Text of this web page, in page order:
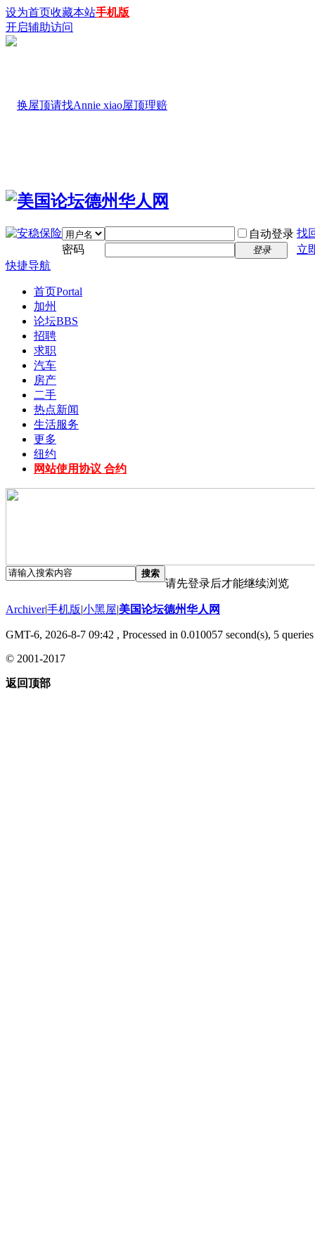
设为首页收藏本站手机版
开启辅助访问
自动登录 找
密码
登录
立
快捷导航
首页Portal
加州
论坛BBS
招聘
求职
汽车
房产
二手
热点新闻
生活服务
更多
纽约
网站使用协议 合约
搜索
请先登录后才能继续浏览
Archiver|手机版|小黑屋|美国论坛德州华人网
GMT-6, 2026-8-7 09:42 , Processed in 0.010057 second(s), 5
© 2001-2017
返回顶部